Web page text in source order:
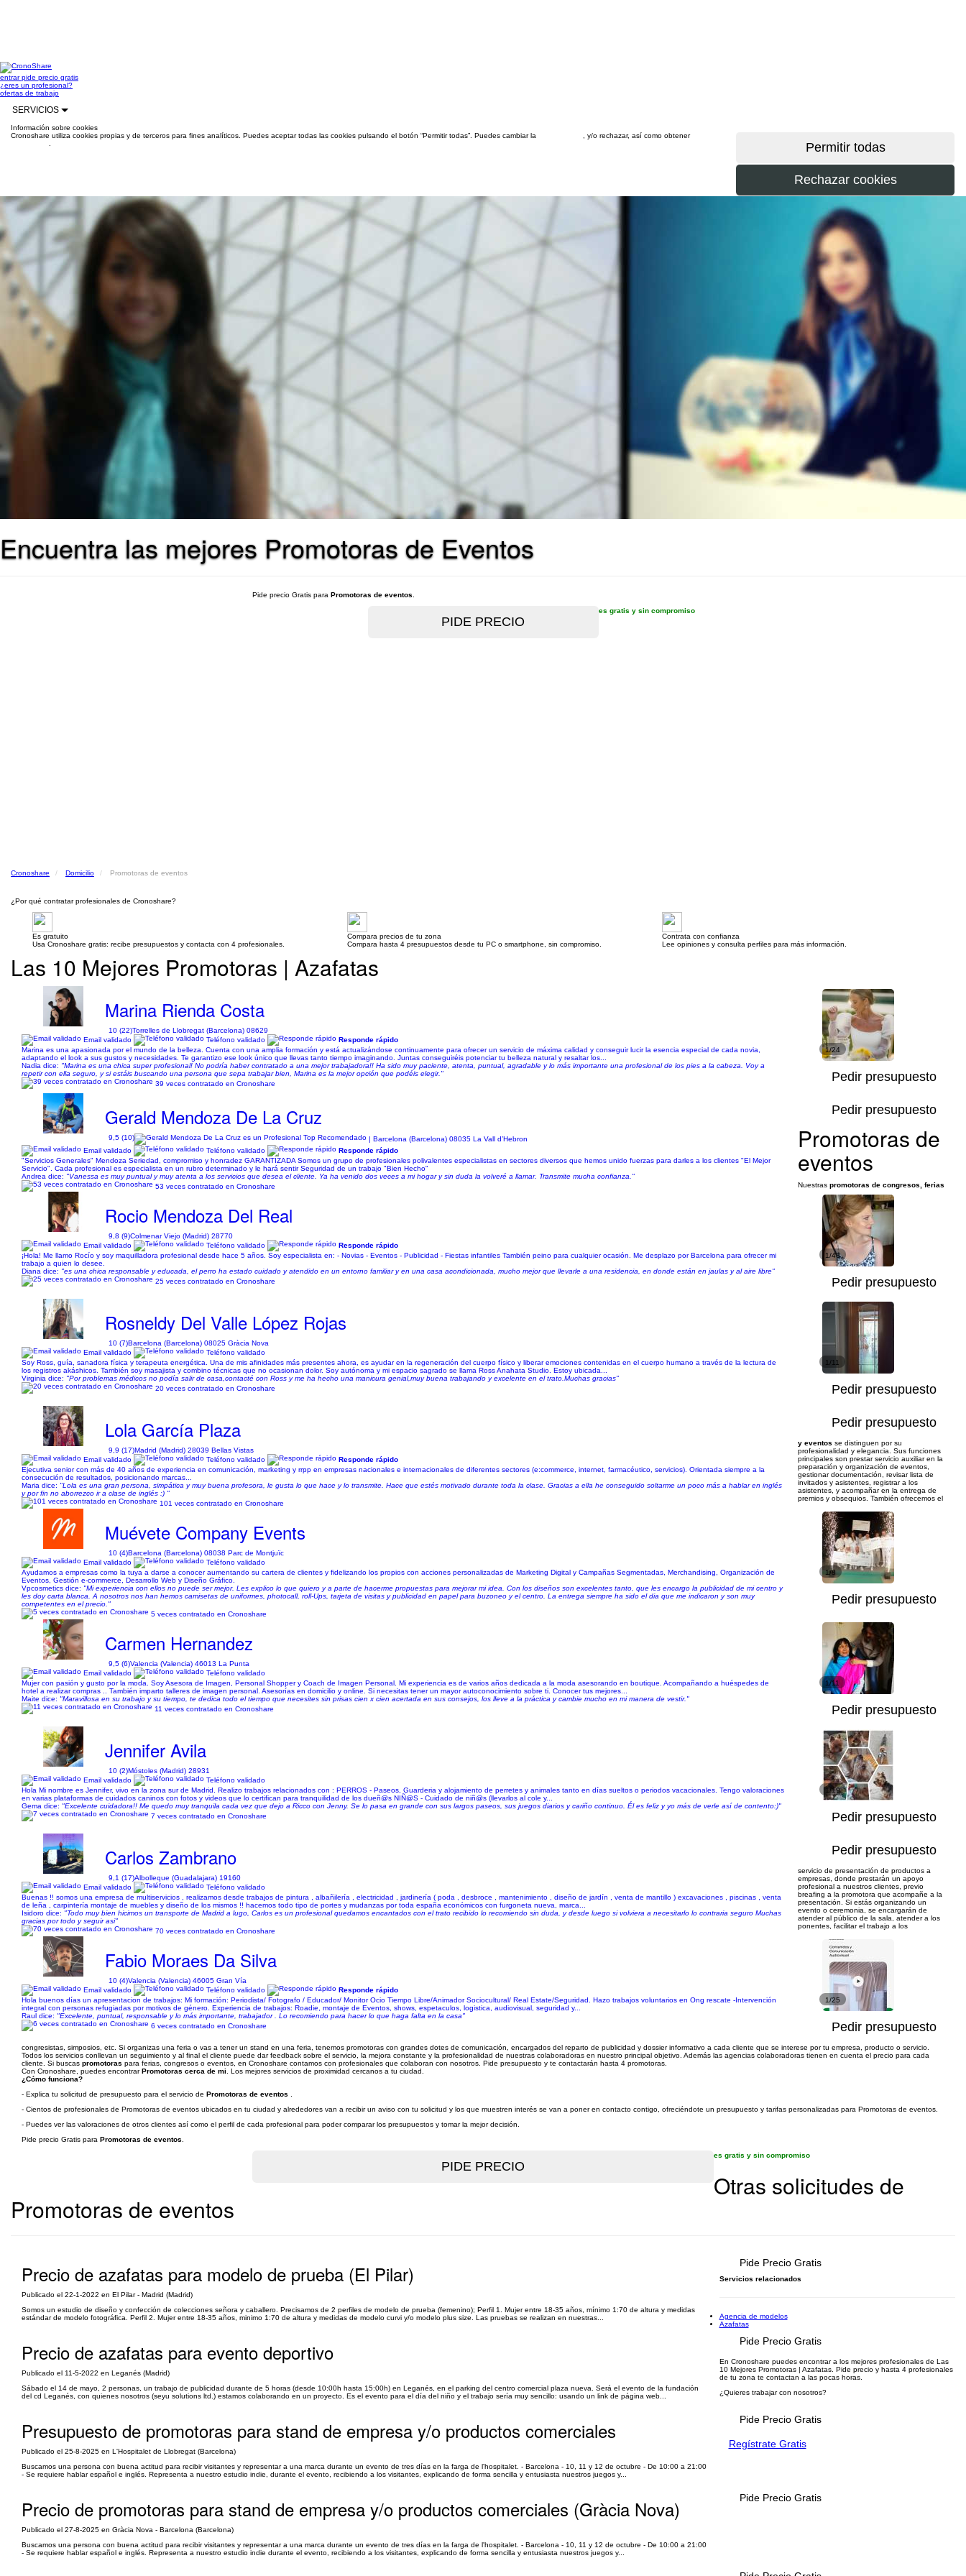
entrarpide precio gratis
¿eres un profesional?
ofertas de trabajo
SERVICIOS
Información sobre cookies
Cronoshare utiliza cookies propias y de terceros para fines analíticos. Puedes aceptar todas las cookies pulsando el botón “Permitir todas”. Puedes cambiar la
, y/o rechazar, así como obtener
Encuentra las mejores Promotoras de Eventos
Pide precio Gratis para Promotoras de eventos
es gratis y sin compromiso
Cronoshare Domicilio Promotoras de eventos
¿Por qué contratar profesionales de Cronoshare?
Es gratuito
Usa Cronoshare gratis: recibe presupuestos y contacta con 4 profesionales.
Compara precios de tu zona
Compara hasta 4 presupuestos desde tu PC o smartphone, sin compromiso.
Contrata con confianza
Lee opiniones y consulta perfiles para más información.
Las 10 Mejores Promotoras | Azafatas
Marina Rienda Costa
10 (22)Torrelles de Llobregat (Barcelona) 08629
Email validado
Teléfono validado
Responde rápido
Marina es una apasionada por el mundo de la belleza. Cuenta con una amplia formación y está actualizándose continuamente para ofrecer un servicio de máxima calidad y conseguir lucir la esencia especial de cada novia,
adaptando el look a sus gustos y necesidades. Te garantizo ese look único que llevas tanto tiempo imaginando. Juntas conseguiréis potenciar tu belleza natural y resaltar los...
Nadia dice: "Marina es una chica super profesional! No podría haber contratado a una mejor trabajadora!! Ha sido muy paciente, atenta, puntual, agradable y lo más importante una profesional de los pies a la cabeza. Voy a
repetir con ella seguro, y si estáis buscando una persona que sepa trabajar bien, Marina es la mejor opción que podéis elegir."
39 veces contratado en Cronoshare
1/24
Pedir presupuesto
Gerald Mendoza De La Cruz
9,5 (10)
| Barcelona (Barcelona) 08035 La Vall d’Hebron
Email validado
Teléfono validado
Responde rápido
"Servicios Generales" Mendoza Seriedad, compromiso y honradez GARANTIZADA Somos un grupo de profesionales polivalentes especialistas en sectores diversos que hemos unido fuerzas para darles a los clientes "El Mejor
Servicio". Cada profesional es especialista en un rubro determinado y le hará sentir Seguridad de un trabajo "Bien Hecho"
Andrea dice: "Vanessa es muy puntual y muy atenta a los servicios que desea el cliente. Ya ha venido dos veces a mi hogar y sin duda la volveré a llamar. Transmite mucha confianza."
53 veces contratado en Cronoshare
Pedir presupuesto
Rocio Mendoza Del Real
9,8 (9)Colmenar Viejo (Madrid) 28770
Email validado
Teléfono validado
Responde rápido
¡Hola! Me llamo Rocío y soy maquilladora profesional desde hace 5 años. Soy especialista en: - Novias - Eventos - Publicidad - Fiestas infantiles También peino para cualquier ocasión. Me desplazo por Barcelona para ofrecer mi
trabajo a quien lo desee.
Diana dice: "es una chica responsable y educada, el perro ha estado cuidado y atendido en un entorno familiar y en una casa acondicionada, mucho mejor que llevarle a una residencia, en donde están en jaulas y al aire libre"
25 veces contratado en Cronoshare
1/43
Pedir presupuesto
Rosneldy Del Valle López Rojas
10 (7)Barcelona (Barcelona) 08025 Gràcia Nova
Email validado
Teléfono validado
Soy Ross, guía, sanadora física y terapeuta energética. Una de mis afinidades más presentes ahora, es ayudar en la regeneración del cuerpo físico y liberar emociones contenidas en el cuerpo humano a través de la lectura de
los registros akáshicos. También soy masajista y combino técnicas que no ocasionan dolor. Soy autónoma y mi espacio sagrado se llama Ross Anahata Studio. Estoy ubicada...
Virginia dice: "Por problemas médicos no podía salir de casa,contacté con Ross y me ha hecho una manicura genial,muy buena trabajando y excelente en el trato.Muchas gracias"
20 veces contratado en Cronoshare
1/11
Pedir presupuesto
Lola García Plaza
9,9 (17)Madrid (Madrid) 28039 Bellas Vistas
Email validado
Teléfono validado
Responde rápido
Ejecutiva senior con más de 40 años de experiencia en comunicación, marketing y rrpp en empresas nacionales e internacionales de diferentes sectores (e:commerce, internet, farmacéutico, servicios). Orientada siempre a la
consecución de resultados, posicionando marcas...
Maria dice: "Lola es una gran persona, simpática y muy buena profesora, le gusta lo que hace y lo transmite. Hace que estés motivado durante toda la clase. Gracias a ella he conseguido soltarme un poco más a hablar en inglés
y por fin no aborrezco ir a clase de inglés :) "
101 veces contratado en Cronoshare
Pedir presupuesto
Muévete Company Events
10 (4)Barcelona (Barcelona) 08038 Parc de Montjuïc
Email validado
Teléfono validado
Ayudamos a empresas como la tuya a darse a conocer aumentando su cartera de clientes y fidelizando los propios con acciones personalizadas de Marketing Digital y Campañas Segmentadas, Merchandising, Organización de
Eventos, Gestión e-commerce, Desarrollo Web y Diseño Gráfico.
Vpcosmetics dice: "Mi experiencia con ellos no puede ser mejor. Les explico lo que quiero y a parte de hacerme propuestas para mejorar mi idea. Con los diseños son excelentes tanto, que les encargo la publicidad de mi centro y
les doy carta blanca. A nosotros nos han hemos camisetas de uniformes, photocall, roll-Ups, tarjeta de visitas y publicidad en papel para buzoneo y el centro. La entrega siempre ha sido el dia que me indicaron y son muy
competentes en el precio."
5 veces contratado en Cronoshare
1/8
Pedir presupuesto
Carmen Hernandez
9,5 (6)Valencia (Valencia) 46013 La Punta
Email validado
Teléfono validado
Mujer con pasión y gusto por la moda. Soy Asesora de Imagen, Personal Shopper y Coach de Imagen Personal. Mi experiencia es de varios años dedicada a la moda asesorando en boutique. Acompañando a huéspedes de
hotel a realizar compras .. También imparto talleres de imagen personal. Asesorías en domicilio y online. Si necesitas tener un mayor autoconocimiento sobre ti. Conocer tus mejores...
Maite dice: "Maravillosa en su trabajo y su tiempo, te dedica todo el tiempo que necesites sin prisas cien x cien acertada en sus consejos, los lleve a la práctica y cambie mucho en mi manera de vestir."
11 veces contratado en Cronoshare
1/11
Pedir presupuesto
Jennifer Avila
10 (2)Móstoles (Madrid) 28931
Email validado
Teléfono validado
Hola Mi nombre es Jennifer, vivo en la zona sur de Madrid. Realizo trabajos relacionados con : PERROS - Paseos, Guarderia y alojamiento de perretes y animales tanto en días sueltos o periodos vacacionales. Tengo valoraciones
en varias plataformas de cuidados caninos con fotos y videos que lo certifican para tranquilidad de los dueñ@s NIÑ@S - Cuidado de niñ@s (llevarlos al cole y...
Gema dice: "Excelente cuidadora!! Me quedo muy tranquila cada vez que dejo a Ricco con Jenny. Se lo pasa en grande con sus largos paseos, sus juegos diarios y cariño continuo. Él es feliz y yo más de verle así de contento:)"
7 veces contratado en Cronoshare
1/19
Pedir presupuesto
Carlos Zambrano
9,1 (17)Albolleque (Guadalajara) 19160
Email validado
Teléfono validado
Buenas !! somos una empresa de multiservicios , realizamos desde trabajos de pintura , albañilería , electricidad , jardinería ( poda , desbroce , mantenimiento , diseño de jardín , venta de mantillo ) excavaciones , piscinas , venta
de leña , carpintería montaje de muebles y diseño de los mismos !! hacemos todo tipo de portes y mudanzas por toda españa económicos con furgoneta nueva, marca...
Isidoro dice: "Todo muy bien hicimos un transporte de Madrid a lugo, Carlos es un profesional quedamos encantados con el trato recibido lo recomiendo sin duda, y desde luego si volviera a necesitarlo lo contraria seguro Muchas
gracias por todo y seguir asi"
70 veces contratado en Cronoshare
Pedir presupuesto
Fabio Moraes Da Silva
10 (4)Valencia (Valencia) 46005 Gran Vía
Email validado
Teléfono validado
Responde rápido
Hola buenos días un apresentacion de trabajos: Mi formación: Periodista/ Fotografo / Educador/ Monitor Ocio Tiempo Libre/Animador Sociocultural/ Real Estate/Seguridad. Hazo trabajos voluntarios en Ong rescate -Intervención
integral con personas refugiadas por motivos de género. Experiencia de trabajos: Roadie, montaje de Eventos, shows, espetaculos, logistica, audiovisual, seguridad y...
Raul dice: "Excelente, puntual, responsable y lo más importante, trabajador . Lo recomiendo para hacer lo que haga falta en la casa"
6 veces contratado en Cronoshare
1/25
Pedir presupuesto
Promotoras de
eventos
Nuestras promotoras de congresos, ferias
y eventos se distinguen por su
profesionalidad y elegancia. Sus funciones
principales son prestar servicio auxiliar en la
preparación y organización de eventos,
gestionar documentación, revisar lista de
invitados y asistentes, registrar a los
asistentes, y acompañar en la entrega de
premios y obsequios. También ofrecemos el
servicio de presentación de productos a
empresas, donde prestarán un apoyo
profesional a nuestros clientes, previo
breafing a la promotora que acompañe a la
presentación. Si estás organizando un
evento o ceremonia, se encargarán de
atender al público de la sala, atender a los
ponentes, facilitar el trabajo a los
congresistas, simposios, etc. Si organizas una feria o vas a tener un stand en una feria, tenemos promotoras con grandes dotes de comunicación, encargados del reparto de publicidad y dossier informativo a cada cliente que se interese por tu empresa, producto o servicio.
Todos los servicios conllevan un seguimiento y al final el cliente puede dar feedback sobre el servicio, la mejora constante y la profesionalidad de nuestras colaboradoras en nuestro principal objetivo. Además las agencias colaboradoras tienen en cuenta el precio para cada
cliente. Si buscas promotoras para ferias, congresos o eventos, en Cronoshare contamos con profesionales que colaboran con nosotros. Pide presupuesto y te contactarán hasta 4 promotoras.
Con Cronoshare, puedes encontrarPromotoras cerca de mi . Los mejores servicios de proximidad cercanos a tu ciudad.
¿Cómo funciona?
- Explica tu solicitud de presupuesto para el servicio de Promotoras de eventos
- Cientos de profesionales de Promotoras de eventos ubicados en tu ciudad y alrededores van a recibir un aviso con tu solicitud y los que muestren interés se van a poner en contacto contigo, ofreciéndote un presupuesto y tarifas personalizadas para Promotoras de eventos.
- Puedes ver las valoraciones de otros clientes así como el perfil de cada profesional para poder comparar los presupuestos y tomar la mejor decisión.
Pide precio Gratis para Promotoras de eventos
es gratis y sin compromiso
Otras solicitudes de
Promotoras de eventos
Precio de azafatas para modelo de prueba (El Pilar)
Publicado el 22-1-2022 en El Pilar - Madrid (Madrid)
Somos un estudio de diseño y confección de colecciones señora y caballero. Precisamos de 2 perfiles de modelo de prueba (femenino); Perfil 1. Mujer entre 18-35 años, mínimo 1:70 de altura y medidas
estándar de modelo fotográfica. Perfil 2. Mujer entre 18-35 años, minimo 1:70 de altura y medidas de modelo curvi y/o modelo plus size. Las pruebas se realizan en nuestras...
Pide Precio Gratis
Precio de azafatas para evento deportivo
Publicado el 11-5-2022 en Leganés (Madrid)
Sábado el 14 de mayo, 2 personas, un trabajo de publicidad durante de 5 horas (desde 10:00h hasta 15:00h) en Leganés, en el parking del centro comercial plaza nueva. Será el evento de la fundación
del cd Leganés, con quienes nosotros (seyu solutions ltd.) estamos colaborando en un proyecto. Es el evento para el día del niño y el trabajo sería muy sencillo: usando un link de página web...
Pide Precio Gratis
Presupuesto de promotoras para stand de empresa y/o productos comerciales
Publicado el 25-8-2025 en L'Hospitalet de Llobregat (Barcelona)
Buscamos una persona con buena actitud para recibir visitantes y representar a una marca durante un evento de tres días en la farga de l'hospitalet. - Barcelona - 10, 11 y 12 de octubre - De 10:00 a 21:00
- Se requiere hablar español e inglés. Representa a nuestro estudio indie, durante el evento, recibiendo a los visitantes, explicando de forma sencilla y entusiasta nuestros juegos y...
Pide Precio Gratis
Precio de promotoras para stand de empresa y/o productos comerciales (Gràcia Nova)
Publicado el 27-8-2025 en Gràcia Nova - Barcelona (Barcelona)
Buscamos una persona con buena actitud para recibir visitantes y representar a una marca durante un evento de tres días en la farga de l'hospitalet. - Barcelona - 10, 11 y 12 de octubre - De 10:00 a 21:00
- Se requiere hablar español e inglés. Representa a nuestro estudio indie durante el evento, recibiendo a los visitantes, explicando de forma sencilla y entusiasta nuestros juegos y...
Pide Precio Gratis
Servicios relacionados
Agencia de modelos
Azafatas
En Cronoshare puedes encontrar a los mejores profesionales de Las
10 Mejores Promotoras | Azafatas. Pide precio y hasta 4 profesionales
de tu zona te contactan a las pocas horas.
¿Quieres trabajar con nosotros?
Regístrate Gratis